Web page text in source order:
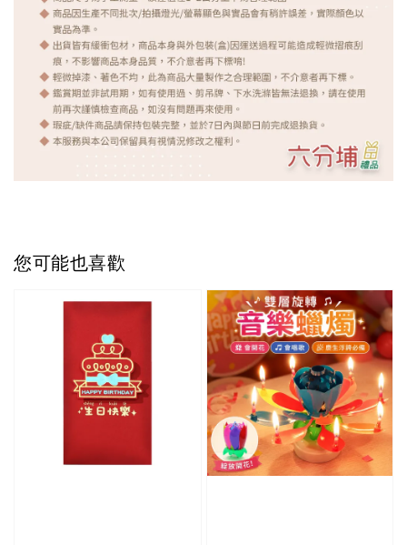
您可能也喜歡